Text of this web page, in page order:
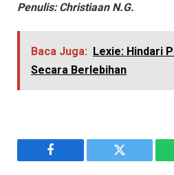
Penulis: Christiaan N.G.
Baca Juga: Lexie: Hindari
Secara Berlebihan
Facebook Twitter